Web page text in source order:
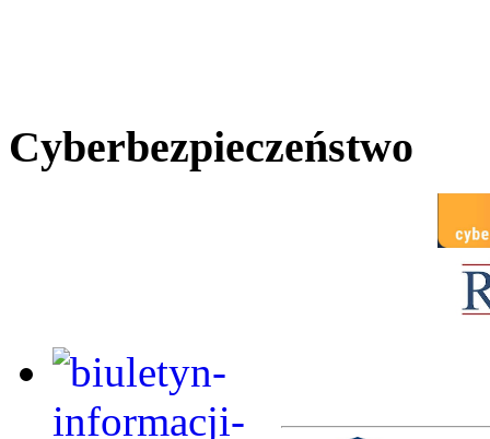
Cyberbezpieczeństwo